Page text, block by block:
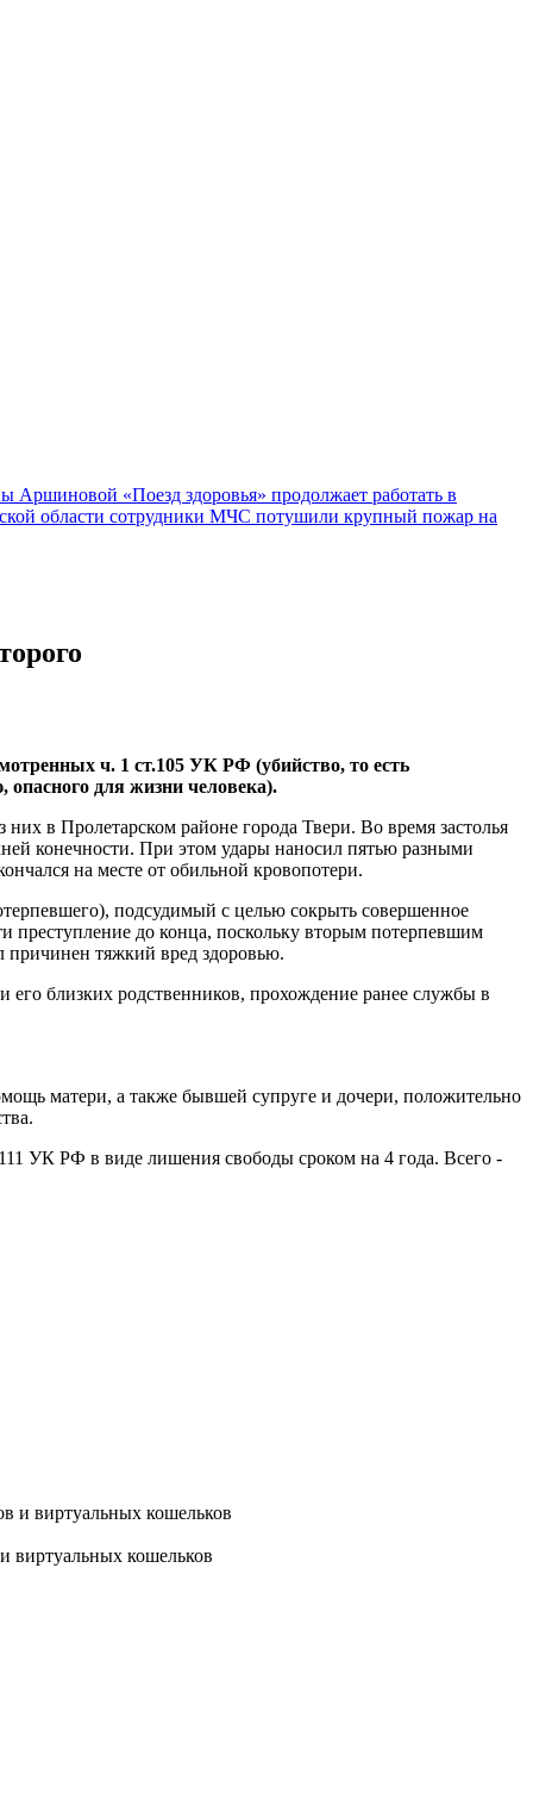
Аршиновой «Поезд здоровья» продолжает работать в
области сотрудники МЧС потушили крупный пожар на
ч. 1 ст.105 УК РФ (убийство, то есть
для жизни человека).
в Пролетарском районе города Твери. Во время застолья
конечности. При этом удары наносил пятью разными
на месте от обильной кровопотери.
подсудимый с целью сокрыть совершенное
преступление до конца, поскольку вторым потерпевшим
причинен тяжкий вред здоровью.
его близких родственников, прохождение ранее службы в
матери, а также бывшей супруге и дочери, положительно
УК РФ в виде лишения свободы сроком на 4 года. Всего -
виртуальных кошельков